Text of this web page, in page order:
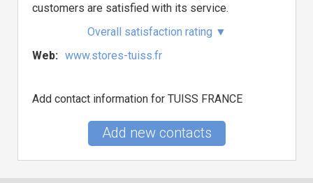
customers are satisfied with its service.
Overall satisfaction rating ▼
Web: www.stores-tuiss.fr
Add contact information for TUISS FRANCE
Add new contacts